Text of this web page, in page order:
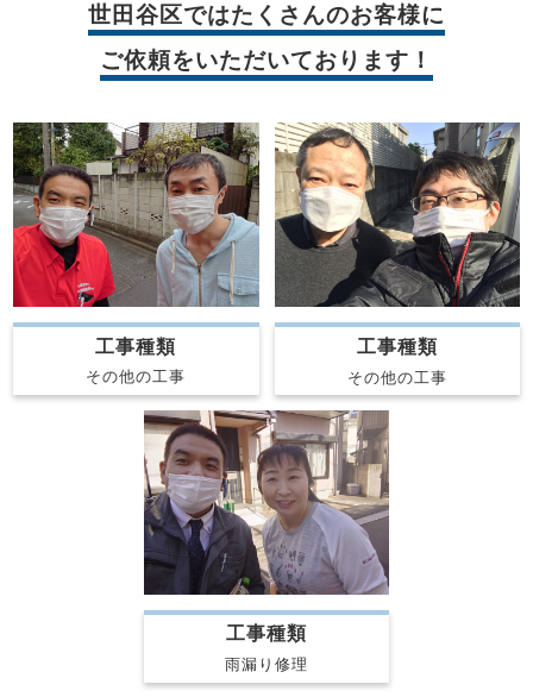
世田谷区ではたくさんのお客様に
ご依頼をいただいております！
工事種類
その他の工事
工事種類
その他の工事
工事種類
雨漏り修理